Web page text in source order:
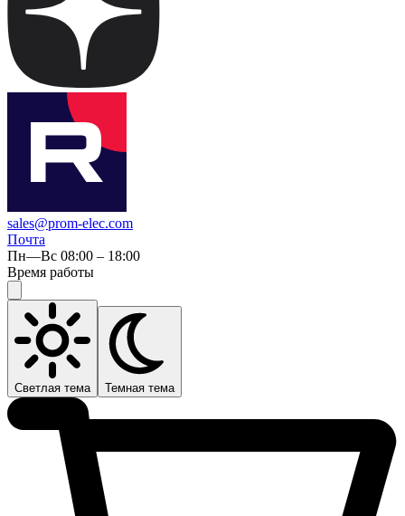
sales@prom-elec.com
Почта
Пн—Вс 08:00 – 18:00
Время работы
Светлая тема Темная тема